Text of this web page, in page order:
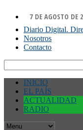
7 DE AGOSTO DE
Diario Digital.
Nosotros
Contacto
INICIO
EL PAÍS
ACTUALIDAD
RADIO